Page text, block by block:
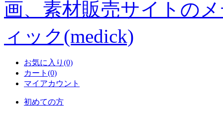
お気に入り(0)
カート(0)
マイアカウント
初めての方